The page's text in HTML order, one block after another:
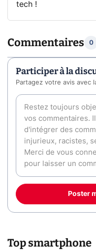
tech !
Commentaires 0
Participer à la
Partagez votre avis avec
Poster
Top smartphone